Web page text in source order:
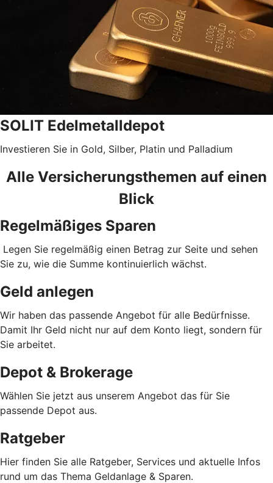
SOLIT Edelmetalldepot
Investieren Sie in Gold, Silber, Platin und Palladium
Alle Versicherungsthemen auf einen
Blick
Regelmäßiges Sparen
Legen Sie regelmäßig einen Betrag zur Seite und sehen
Sie zu, wie die Summe kontinuierlich wächst.
Geld anlegen
Wir haben das passende Angebot für alle Bedürfnisse.
Damit Ihr Geld nicht nur auf dem Konto liegt, sondern für
Sie arbeitet.
Depot & Brokerage
Wählen Sie jetzt aus unserem Angebot das für Sie
passende Depot aus.
Ratgeber
Hier finden Sie alle Ratgeber, Services und aktuelle Infos
rund um das Thema Geldanlage & Sparen.